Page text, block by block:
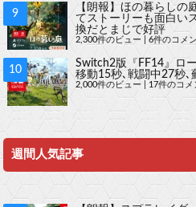
【朗報】ほの暮らしの
てストーリーも面白い
換だとまじで好評
2,300件のビュー 6件のコメ
Switch2版『FF14』ロ
移動15秒､戦闘中27秒､
2,000件のビュー 17件のコメ
週間人気記事